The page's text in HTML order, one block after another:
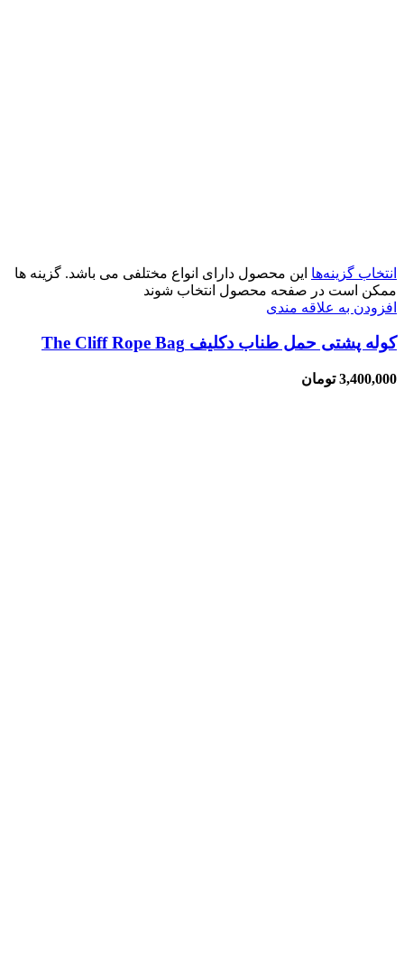
انتخاب گزینه‌ها این محصول دارای انواع مختلفی می باشد. گزینه ها
ممکن است در صفحه محصول انتخاب شوند
افزودن به علاقه مندی
کوله پشتی حمل طناب دکلیف The Cliff Rope Bag
3,400,000 تومان